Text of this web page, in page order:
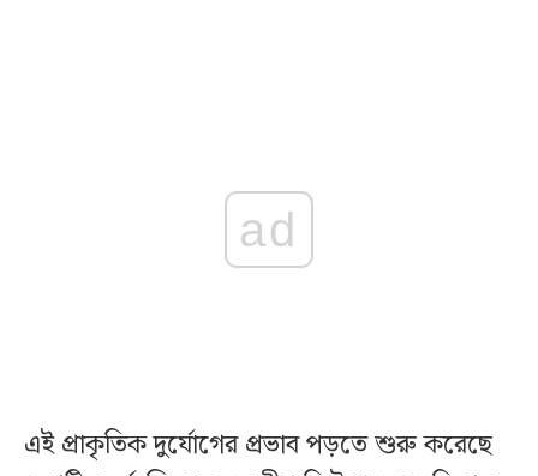
ad
এই প্রাকৃতিক দুর্যোগের প্রভাব পড়তে শুরু করেছে